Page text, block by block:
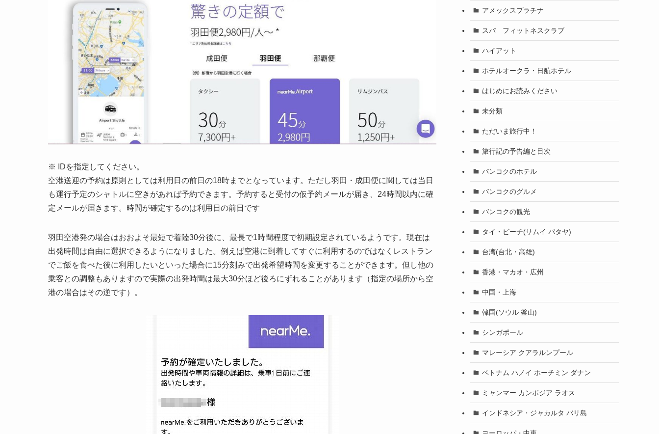
※ IDを指定してください。
空港送迎の予約は原則としては利用日の前日の18時までとなっています。ただし羽田・成田便に関しては当日
も運行予定のシャトルに空きがあれば予約できます。予約すると受付の仮予約メールが届き、24時間以内に確
定メールが届きます。時間が確定するのは利用日の前日です
羽田空港発の場合はおおよそ最短で着陸30分後に、最長で1時間程度で初期設定されているようです。現在は
出発時間は自由に選択できるようになりました。例えば空港に到着してすぐに利用するのではなくレストラン
でご飯を食べた後に利用したいといった場合に15分刻みで出発希望時間を変更することができます。但し他の
乗客との調整もありますので実際の出発時間は最大30分ほど後ろにずれることがあります（指定の場所から空
港の場合はその逆です）。
アメックスプラチナ
スパ フィットネスクラブ
ハイアット
ホテルオークラ・日航ホテル
はじめにお読みください
未分類
ただいま旅行中！
旅行記の予告編と目次
バンコクのホテル
バンコクのグルメ
バンコクの観光
タイ・ビーチ(サムイ パタヤ)
台湾(台北・高雄)
香港・マカオ・広州
中国・上海
韓国(ソウル 釜山)
シンガポール
マレーシア クアラルンプール
ベトナム ハノイ ホーチミン ダナン
ミャンマー カンボジア ラオス
インドネシア・ジャカルタ バリ島